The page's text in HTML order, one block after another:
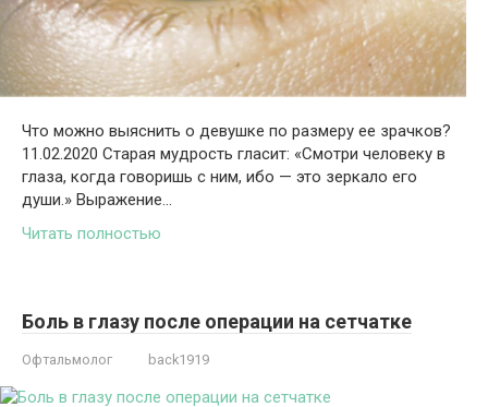
Что можно выяснить о девушке по размеру ее зрачков?
11.02.2020 Старая мудрость гласит: «Смотри человеку в
глаза, когда говоришь с ним, ибо — это зеркало его
души.» Выражение…
Читать полностью
Боль в глазу после операции на сетчатке
Офтальмолог back1919